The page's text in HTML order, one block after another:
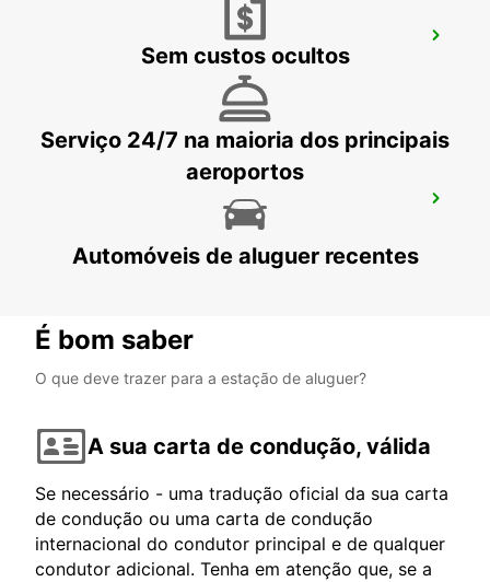
NETANYA - ISRAELSem custos ocultos
Serviço 24/7 na maioria dos principais
aeroportos
Automóveis de aluguer recentes
É bom saber
O que deve trazer para a estação de aluguer?
A sua carta de condução, válida
Se necessário - uma tradução oficial da sua carta
de condução ou uma carta de condução
internacional do condutor principal e de qualquer
condutor adicional. Tenha em atenção que, se a